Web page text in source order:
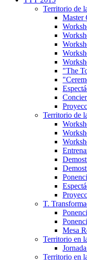
Territorio de
Master
"The
Territorio de
T.
Mesa
Territorio en
Territorio en